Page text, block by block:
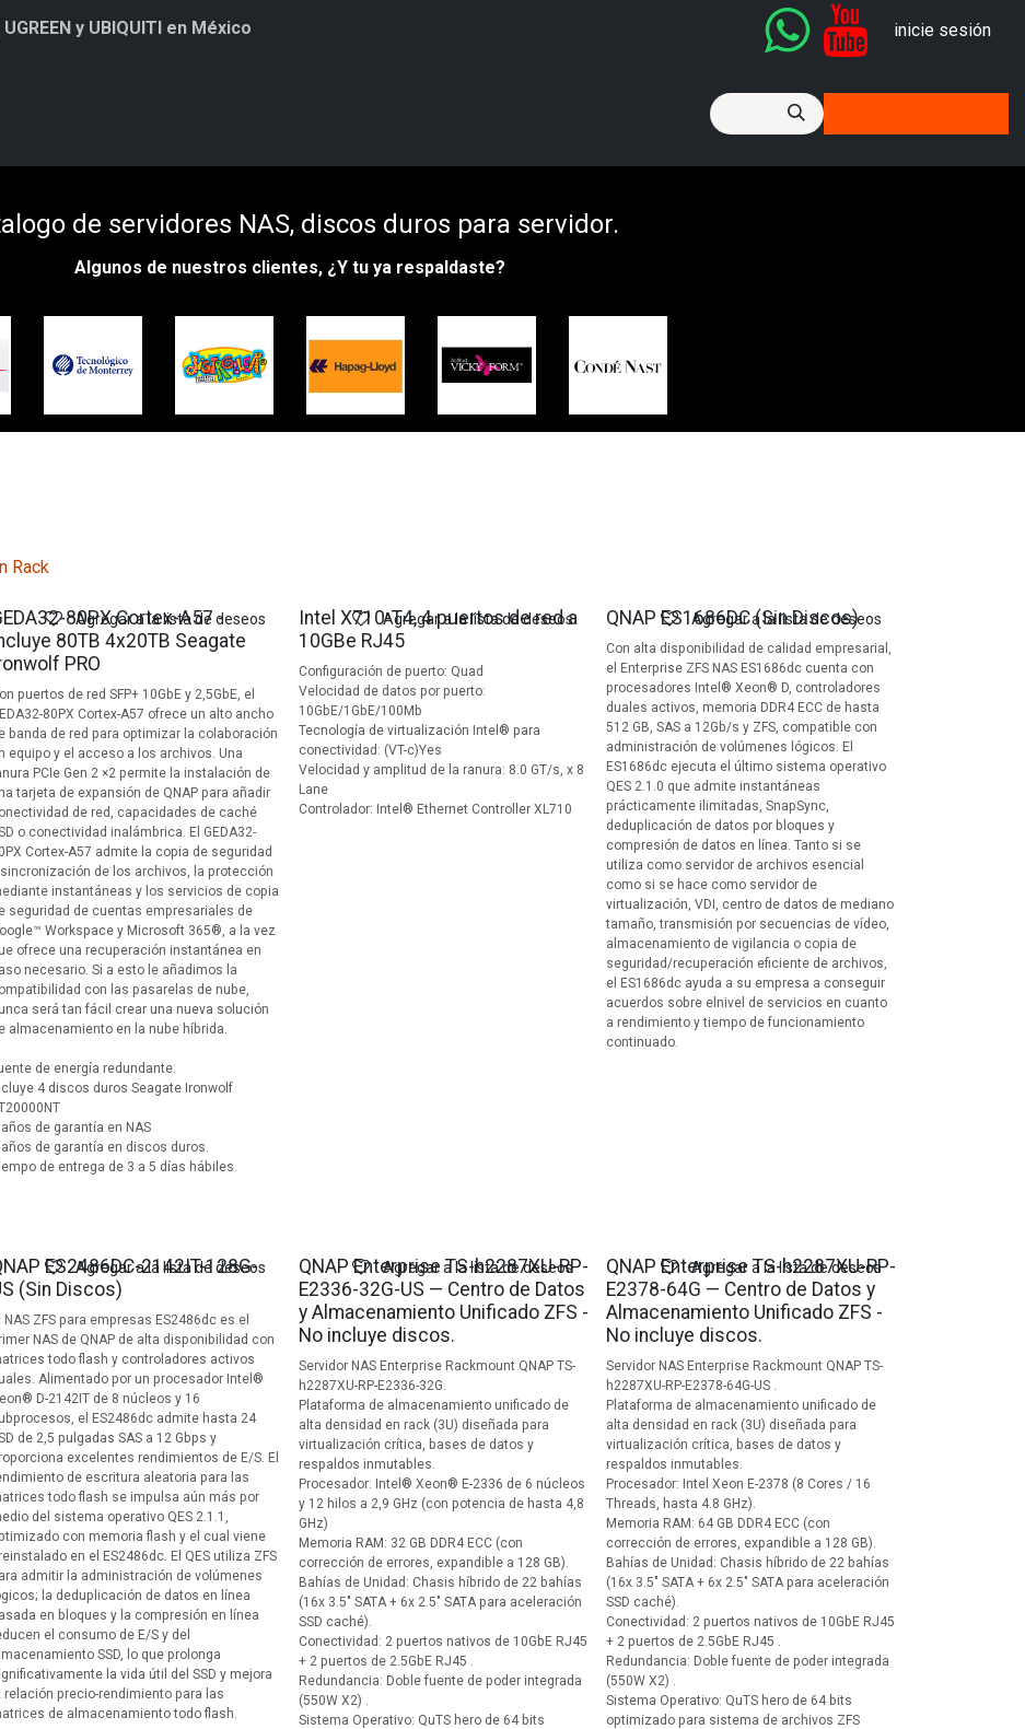
y UBIQUITI en México inicie sesión
de servidores NAS, discos duros para servidor.
Algunos de nuestros clientes, ¿Y tu ya respaldaste?
Rack
80PX Cortex-A57 -
80TB 4x20TB Seagate
PRO
puertos de red SFP+ 10GbE y 2,5GbE, el
80PX Cortex-A57 ofrece un alto ancho
banda de red para optimizar la colaboración
equipo y el acceso a los archivos. Una
PCIe Gen 2 ×2 permite la instalación de
tarjeta de expansión de QNAP para añadir
de red, capacidades de caché
o conectividad inalámbrica. El GEDA32-
Cortex-A57 admite la copia de seguridad
de los archivos, la protección
instantáneas y los servicios de copia
seguridad de cuentas empresariales de
Workspace y Microsoft 365®, a la vez
ofrece una recuperación instantánea en
necesario. Si a esto le añadimos la
con las pasarelas de nube,
será tan fácil crear una nueva solución
almacenamiento en la nube híbrida.
de energía redundante.
4 discos duros Seagate Ironwolf
años de garantía en NAS
de garantía en discos duros.
de entrega de 3 a 5 días hábiles.
Agregar a la lista de deseos
Intel X710-T4, 4 puertos de red a
10GBe RJ45
Configuración de puerto: Quad
Velocidad de datos por puerto:
10GbE/1GbE/100Mb
Tecnología de virtualización Intel® para
conectividad: (VT-c)Yes
Velocidad y amplitud de la ranura: 8.0 GT/s, x 8
Lane
Controlador: Intel® Ethernet Controller XL710
Agregar a la lista de deseos Agotado
QNAP ES1686DC (Sin Discos)
Con alta disponibilidad de calidad empresarial,
el Enterprise ZFS NAS ES1686dc cuenta con
procesadores Intel® Xeon® D, controladores
duales activos, memoria DDR4 ECC de hasta
512 GB, SAS a 12Gb/s y ZFS, compatible con
administración de volúmenes lógicos. El
ES1686dc ejecuta el último sistema operativo
QES 2.1.0 que admite instantáneas
prácticamente ilimitadas, SnapSync,
deduplicación de datos por bloques y
compresión de datos en línea. Tanto si se
utiliza como servidor de archivos esencial
como si se hace como servidor de
virtualización, VDI, centro de datos de mediano
tamaño, transmisión por secuencias de vídeo,
almacenamiento de vigilancia o copia de
seguridad/recuperación eficiente de archivos,
el ES1686dc ayuda a su empresa a conseguir
acuerdos sobre elnivel de servicios en cuanto
a rendimiento y tiempo de funcionamiento
continuado.
Agregar a la lista de deseos
ES2486DC-2142IT-128G-
(Sin Discos)
NAS ZFS para empresas ES2486dc es el
NAS de QNAP de alta disponibilidad con
todo flash y controladores activos
Alimentado por un procesador Intel®
D-2142IT de 8 núcleos y 16
el ES2486dc admite hasta 24
de 2,5 pulgadas SAS a 12 Gbps y
excelentes rendimientos de E/S. El
de escritura aleatoria para las
todo flash se impulsa aún más por
del sistema operativo QES 2.1.1,
con memoria flash y el cual viene
en el ES2486dc. El QES utiliza ZFS
admitir la administración de volúmenes
la deduplicación de datos en línea
en bloques y la compresión en línea
el consumo de E/S y del
SSD, lo que prolonga
la vida útil del SSD y mejora
relación precio-rendimiento para las
de almacenamiento todo flash.
Agregar a la lista de deseos
QNAP Enterprise TS-h2287XU-RP-
E2336-32G-US — Centro de Datos
y Almacenamiento Unificado ZFS -
No incluye discos.
Servidor NAS Enterprise Rackmount QNAP TS-
h2287XU-RP-E2336-32G.
Plataforma de almacenamiento unificado de
alta densidad en rack (3U) diseñada para
virtualización crítica, bases de datos y
respaldos inmutables.
Procesador: Intel® Xeon® E-2336 de 6 núcleos
y 12 hilos a 2,9 GHz (con potencia de hasta 4,8
GHz)
Memoria RAM: 32 GB DDR4 ECC (con
corrección de errores, expandible a 128 GB).
Bahías de Unidad: Chasis híbrido de 22 bahías
(16x 3.5" SATA + 6x 2.5" SATA para aceleración
SSD caché).
Conectividad: 2 puertos nativos de 10GbE RJ45
+ 2 puertos de 2.5GbE RJ45 .
Redundancia: Doble fuente de poder integrada
(550W X2) .
Sistema Operativo: QuTS hero de 64 bits
Agregar a la lista de deseos
QNAP Enterprise TS-h2287XU-RP-
E2378-64G — Centro de Datos y
Almacenamiento Unificado ZFS -
No incluye discos.
Servidor NAS Enterprise Rackmount QNAP TS-
h2287XU-RP-E2378-64G-US .
Plataforma de almacenamiento unificado de
alta densidad en rack (3U) diseñada para
virtualización crítica, bases de datos y
respaldos inmutables.
Procesador: Intel Xeon E-2378 (8 Cores / 16
Threads, hasta 4.8 GHz).
Memoria RAM: 64 GB DDR4 ECC (con
corrección de errores, expandible a 128 GB).
Bahías de Unidad: Chasis híbrido de 22 bahías
(16x 3.5" SATA + 6x 2.5" SATA para aceleración
SSD caché).
Conectividad: 2 puertos nativos de 10GbE RJ45
+ 2 puertos de 2.5GbE RJ45 .
Redundancia: Doble fuente de poder integrada
(550W X2) .
Sistema Operativo: QuTS hero de 64 bits
optimizado para sistema de archivos ZFS
Agregar a la lista de deseos